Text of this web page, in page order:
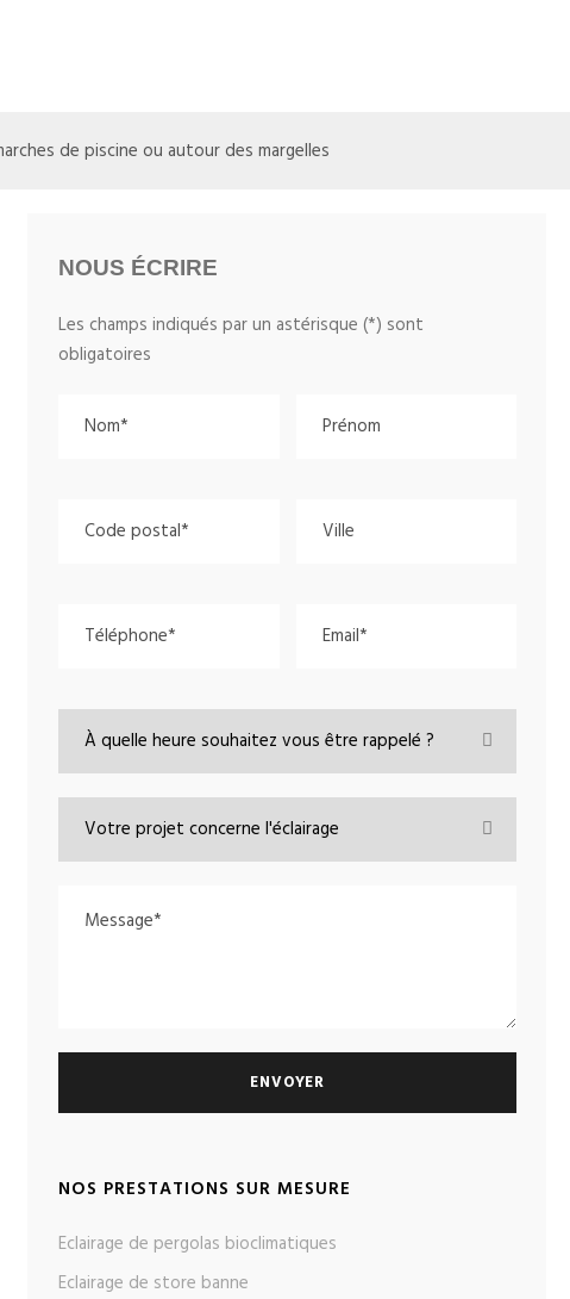
de piscine ou autour des margelles
NOUS ÉCRIRE
Les champs indiqués par un astérisque (*) sont
obligatoires
NOS PRESTATIONS SUR MESURE
Eclairage de pergolas bioclimatiques
Eclairage de store banne